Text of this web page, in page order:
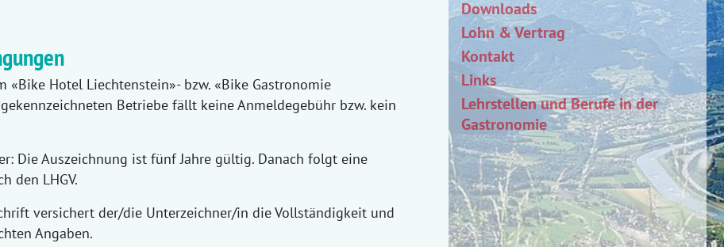
Hotel Liechtenstein»- bzw. «Bike Gastronomie
Betriebe fällt keine Anmeldegebühr bzw. kein
Auszeichnung ist fünf Jahre gültig. Danach folgt eine
den LHGV.
versichert der/die Unterzeichner/in die Vollständigkeit und
Angaben.
Downloads
Lohn & Vertrag
Kontakt
Links
Lehrstellen und Berufe in der
Gastronomie